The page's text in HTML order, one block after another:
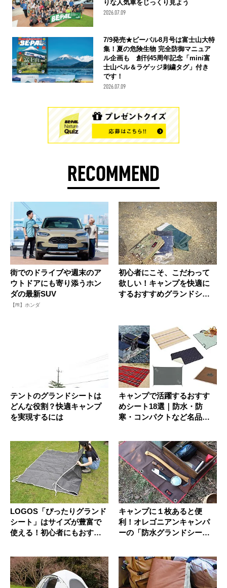
りな人気車をじっくり見よう
2026.07.09
7/9発売★ビーパル8月号は富士山大特
集！夏の危険生物 完全防御マニュア
ル企画も 創刊45周年記念「mini富
士山ベル＆ラゲッジ刺繍タグ」付き
です！
2026.07.09
RECOMMEND
街でのドライブや週末のア
ウトドアにも寄り添うホン
ダの最新SUV
【PR】ホンダ
初心者にこそ、こだわって
欲しい！キャンプを快適に
するおすすめグランドシー
テントのグランドシートは
どんな役割？快適キャンプ
を実現するには
キャンプで活躍するおすす
めシート18選｜防水・防
寒・コンパクトなど名品シ
LOGOS「ぴったりグランド
シート」はサイズが豊富で
使える！初心者にもおすす
キャンプに１枚あると便
利！オレゴニアンキャンパ
ーの「防水グランドシー